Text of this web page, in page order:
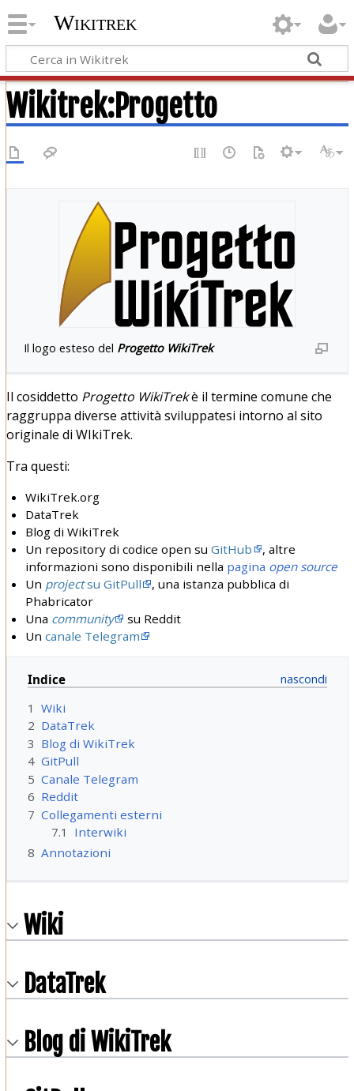
Wikitrek
Wikitrek:Progetto
Il logo esteso del Progetto WikiTrek
Il cosiddetto Progetto WikiTrekè il termine comune che
raggruppa diverse attività sviluppatesi intorno al sito
originale di WIkiTrek.
Tra questi:
WikiTrek.org
DataTrek
Blog di WikiTrek
Un repository di codice open suGitHub
, altre
informazioni sono disponibili nella pagina open source
Un projectsu GitPull
, una istanza pubblica di
Phabricator
Una community
su Reddit
Uncanale Telegram
Indice
1 Wiki
2 DataTrek
3 Blog di WikiTrek
4 GitPull
5 Canale Telegram
6 Reddit
7 Collegamenti esterni
7.1
Interwiki
8 Annotazioni
Wiki
DataTrek
Blog di WikiTrek